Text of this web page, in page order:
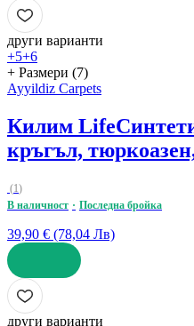
ДОБАВИ
други варианти
+5+6
+ Размери (7)
Ayyildiz Carpets
Килим Life
кръгъл,
(1)
В наличност
Последна бройка
39,90 € (78,04 Лв)
ДОБАВИ
други варианти